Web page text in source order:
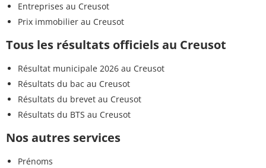
Entreprises au Creusot
Prix immobilier au Creusot
Tous les résultats officiels au Creusot
Résultat municipale 2026 au Creusot
Résultats du bac au Creusot
Résultats du brevet au Creusot
Résultats du BTS au Creusot
Nos autres services
Prénoms